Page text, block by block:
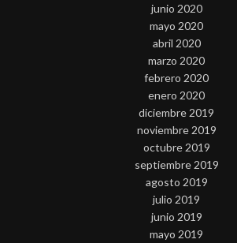
junio 2020
mayo 2020
abril 2020
marzo 2020
febrero 2020
enero 2020
diciembre 2019
noviembre 2019
octubre 2019
septiembre 2019
agosto 2019
julio 2019
junio 2019
mayo 2019